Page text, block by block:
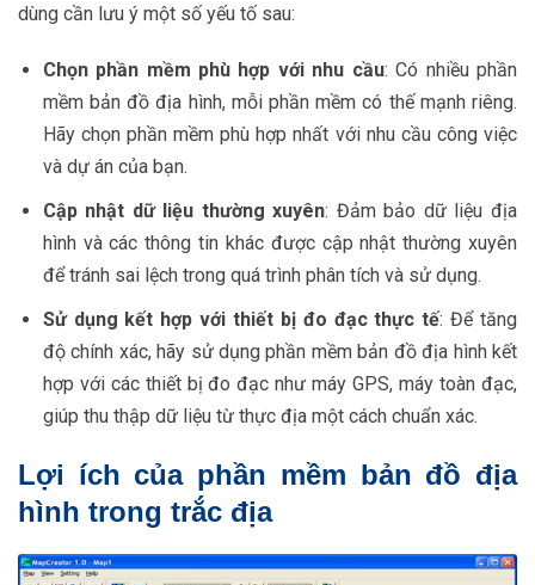
dùng cần lưu ý một số yếu tố sau:
Chọn phần mềm phù hợp với nhu cầu: Có nhiều phần
mềm bản đồ địa hình, mỗi phần mềm có thế mạnh riêng.
Hãy chọn phần mềm phù hợp nhất với nhu cầu công việc
và dự án của bạn.
Cập nhật dữ liệu thường xuyên: Đảm bảo dữ liệu địa
hình và các thông tin khác được cập nhật thường xuyên
để tránh sai lệch trong quá trình phân tích và sử dụng.
Sử dụng kết hợp với thiết bị đo đạc thực tế: Để tăng
độ chính xác, hãy sử dụng phần mềm bản đồ địa hình kết
hợp với các thiết bị đo đạc như máy GPS, máy toàn đạc,
giúp thu thập dữ liệu từ thực địa một cách chuẩn xác.
Lợi ích của phần mềm bản đồ địa
hình trong trắc địa